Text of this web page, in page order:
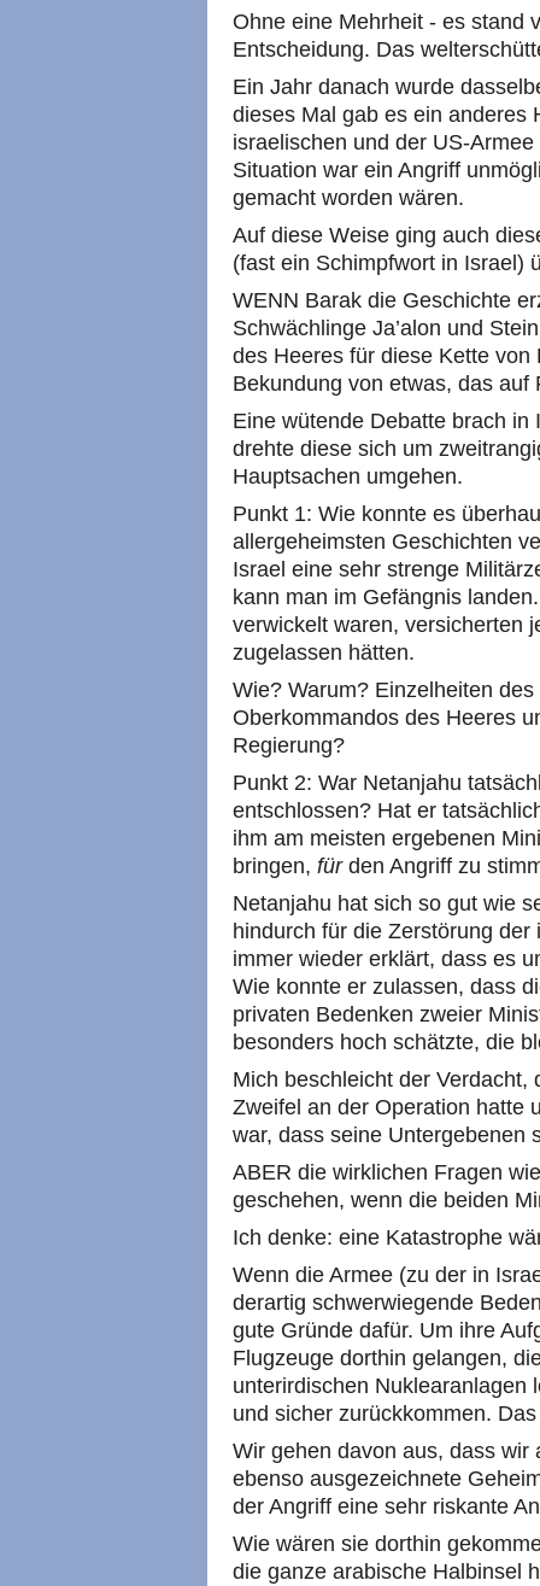
Ohne eine Mehrheit - es stand
Entscheidung. Das
Ein Jahr danach wurde
dieses Mal gab es ein anderes
israelischen und der US-
Situation war ein Angriff
gemacht worden wären.
Auf diese Weise ging auch
(fast ein Schimpfwort in Israel)
WENN Barak die Geschichte
Schwächlinge Ja’alon und
des Heeres für diese Kette
Bekundung von etwas, das
Eine wütende Debatte brach
drehte diese sich um
Hauptsachen umgehen.
Punkt 1: Wie konnte es
allergeheimsten Geschichten
Israel eine sehr strenge
kann man im Gefängnis
verwickelt waren, versicherten
zugelassen hätten.
Wie? Warum? Einzelheiten
Oberkommandos des Heeres
Regierung?
Punkt 2: War Netanjahu
entschlossen? Hat er
ihm am meisten ergebenen
bringen, fürden Angriff zu
Netanjahu hat sich so gut wie
hindurch für die Zerstörung
immer wieder erklärt, dass es
Wie konnte er zulassen, dass
privaten Bedenken zweier
besonders hoch schätzte, die
Mich beschleicht der
Zweifel an der Operation hatte
war, dass seine Untergebenen
ABER die wirklichen Fragen
geschehen, wenn die beiden
Ich denke: eine Katastrophe
Wenn die Armee (zu der in
derartig schwerwiegende
gute Gründe dafür. Um ihre
Flugzeuge dorthin gelangen,
unterirdischen Nuklearanlagen
und sicher zurückkommen.
Wir gehen davon aus, dass
ebenso ausgezeichnete
der Angriff eine sehr riskante
Wie wären sie dorthin
die ganze arabische Halbinsel